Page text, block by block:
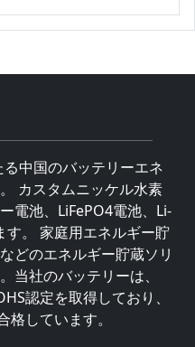
る中国のバッテリーエネ
カスタムニッケル水素
電池、LiFePO4電池、Li-
。 家庭用エネルギー貯
どのエネルギー貯蔵ソリ
当社のバッテリーは、
認定を取得しており、
しています。